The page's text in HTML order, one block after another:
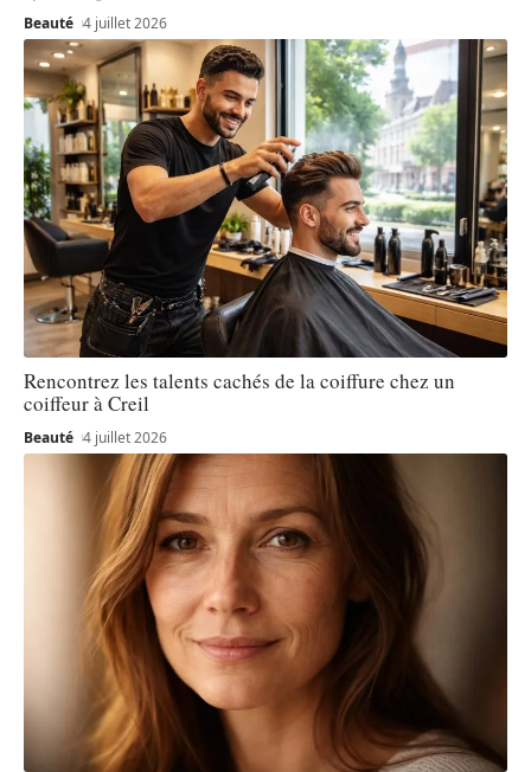
Beauté 4 juillet 2026
Rencontrez les talents cachés de la coiffure chez un
coiffeur à Creil
Beauté 4 juillet 2026